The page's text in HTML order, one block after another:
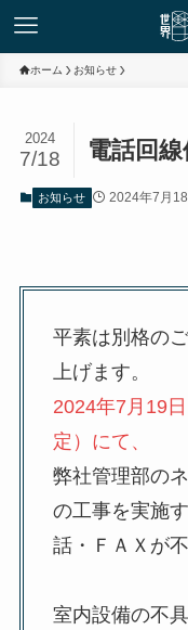
ホーム お知らせ
電話回
2024
7/18
お知らせ 2024年7月18
平素は別格の
上げます。
2024年7月19
定）にて、
弊社管理部の
の工事を実施
話・ＦＡＸが
室内設備の不